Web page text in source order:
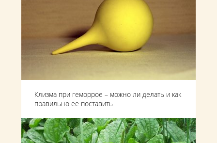
Клизма при геморрое – можно ли делать и как
правильно ее поставить